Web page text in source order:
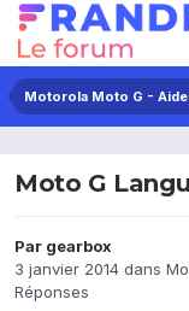
Motorola Moto G -
Moto G
Par gearbox
3 janvier 2014 dans
Réponses